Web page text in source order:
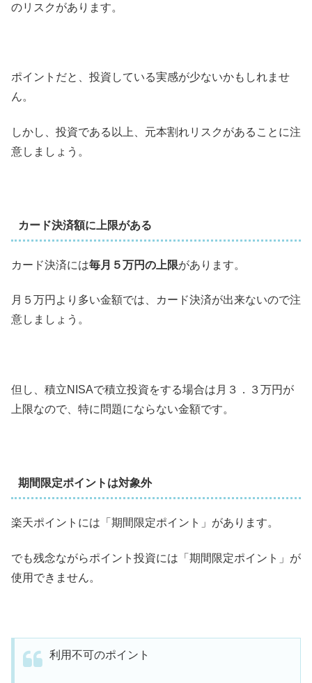
のリスクがあります。
ポイントだと、投資している実感が少ないかもしれませ
ん。
しかし、投資である以上、元本割れリスクがあることに注
意しましょう。
カード決済額に上限がある
カード決済には毎月５万円の上限があります。
月５万円より多い金額では、カード決済が出来ないので注
意しましょう。
但し、積立NISAで積立投資をする場合は月３．３万円が
上限なので、特に問題にならない金額です。
期間限定ポイントは対象外
楽天ポイントには「期間限定ポイント」があります。
でも残念ながらポイント投資には「期間限定ポイント」が
使用できません。
利用不可のポイント